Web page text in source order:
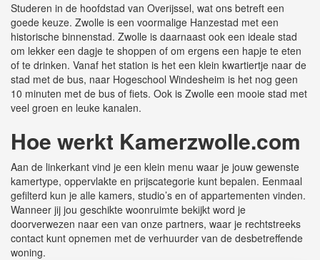
Studeren in de hoofdstad van Overijssel, wat ons betreft een
goede keuze. Zwolle is een voormalige Hanzestad met een
historische binnenstad. Zwolle is daarnaast ook een ideale stad
om lekker een dagje te shoppen of om ergens een hapje te eten
of te drinken. Vanaf het station is het een klein kwartiertje naar de
stad met de bus, naar Hogeschool Windesheim is het nog geen
10 minuten met de bus of fiets. Ook is Zwolle een mooie stad met
veel groen en leuke kanalen.
Hoe werkt Kamerzwolle.com
Aan de linkerkant vind je een klein menu waar je jouw gewenste
kamertype, oppervlakte en prijscategorie kunt bepalen. Eenmaal
gefilterd kun je alle kamers, studio’s en of appartementen vinden.
Wanneer jij jou geschikte woonruimte bekijkt word je
doorverwezen naar een van onze partners, waar je rechtstreeks
contact kunt opnemen met de verhuurder van de desbetreffende
woning.